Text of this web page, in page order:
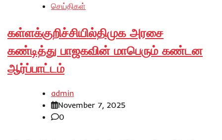
செய்திகள்
கள்ளக்குறிச்சியில்திமுக அரசை
கண்டித்து பாஜகவின் மாபெரும் கண்டன
ஆர்ப்பாட்டம்
admin
November 7, 2025
0